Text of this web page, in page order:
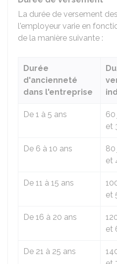
La durée de versement
l'employeur varie en
de la manière suivante :
Durée
d'ancienneté
dans l'entreprise
De 1 à 5 ans 60
et
De 6 à 10 ans 80
et
De 11 à 15 ans
et
De 16 à 20 ans
et
De 21 à 25 ans